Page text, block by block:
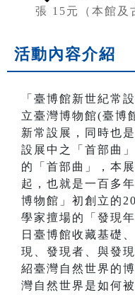
張 15元（本館及
活動內容介紹
「臺博館新世紀常
立臺灣博物館(臺博
新常設展，同時也
設展中之「首部曲
的「首部曲」，本
起，也就是一百多
博物館」初創立的
學家擅場的「發現
日臺博館收藏基礎
現、發現者、與發
紹臺灣自然世界的
灣自然世界是如何